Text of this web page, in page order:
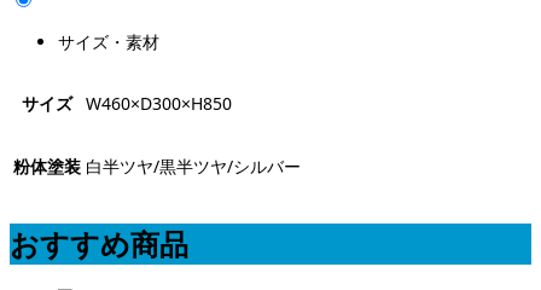
サイズ・素材
サイズ W460×D300×H850
粉体塗装 白半ツヤ/黒半ツヤ/シルバー
おすすめ商品